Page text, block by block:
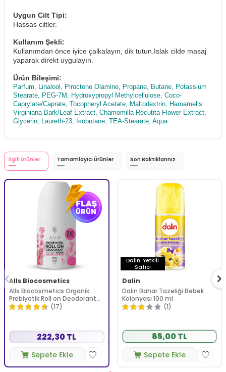
Uygun Cilt Tipi:
Hassas ciltler.
Kullanım Şekli:
Kullanımdan önce iyice çalkalayın, dik tutun.Islak cilde masaj
yaparak direkt uygulayın.
Ürün Bileşimi:
Parfum, Linalool, Piroctone Olamine, Propane, Butane, Potassium
Stearate, PEG-7M, Hydroxypropyl Methylcellulose, Coco-
Caprylate/Caprate, Tocopheryl Acetate, Maltodextrin, Hamamelis
Virginiana Bark/Leaf Extract, Chamomilla Recutita Flower Extract,
Glycerin, Laureth-23, Isobutane, TEA-Stearate, Aqua
İlgili Ürünler Tamamlayıcı Ürünler Son Baktıklarınız
Alls Biocosmetics
Alls Biocosmetics Organik
Prebiyotik Roll on Deodorant
75 ml - Kadınlar İçin
(17)
222,30 TL
Sepete Ekle
Dalin Yetkili
Satıcı
Dalin
Dalin Bahar Tazeliği Bebek
Kolonyası 100 ml
(1)
85,00 TL
Sepete Ekle